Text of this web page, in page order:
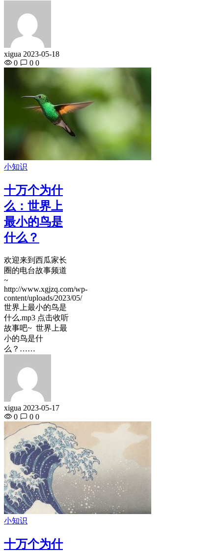
xigua 2023-05-18
0
0 0
小知识
十万个为什
么：世界上
最小的鸟是
什么？
欢迎来到西瓜家长
圈的电台故事频道
~
http://www.xgjzq.com/wp-
content/uploads/2023/05/
世界上最小的鸟是
什么.mp3 点击收听
故事吧~ 世界上最
小的鸟是什
么？……
xigua 2023-05-17
0
0 0
小知识
十万个为什